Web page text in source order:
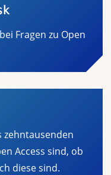
Fragen zu Open
zehntausenden
Access sind, ob
diese sind.